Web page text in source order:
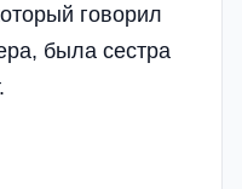
говорил
была сестра